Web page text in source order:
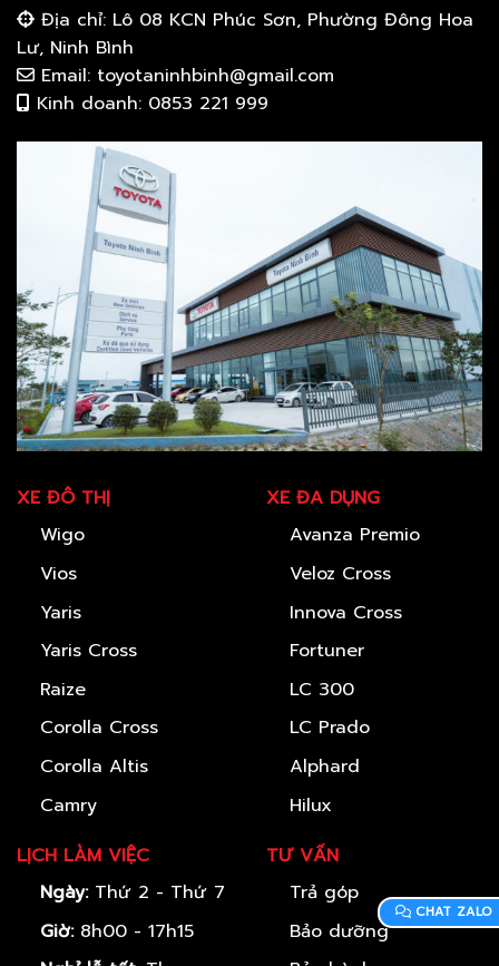
Địa chỉ: Lô 08 KCN Phúc Sơn, Phường Đông Hoa
Lư, Ninh Bình
Email: toyotaninhbinh@gmail.com
Kinh doanh: 0853 221 999
XE ĐÔ THỊ
Wigo
Vios
Yaris
Yaris Cross
Raize
Corolla Cross
Corolla Altis
Camry
LỊCH LÀM VIỆC
Ngày:Thứ 2 - Thứ 7
Giờ:8h00 - 17h15
XE ĐA DỤNG
Avanza Premio
Veloz Cross
Innova Cross
Fortuner
LC 300
LC Prado
Alphard
Hilux
TƯ VẤN
Trả góp
Bảo dưỡng
CHAT ZALO